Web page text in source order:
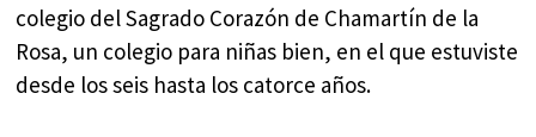
colegio del Sagrado Corazón de Chamartín de la
Rosa, un colegio para niñas bien, en el que estuviste
desde los seis hasta los catorce años.